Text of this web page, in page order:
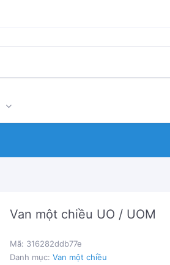
Van một chiều UO / UOM
Mã: 316282ddb77e
Danh mục: Van một chiều